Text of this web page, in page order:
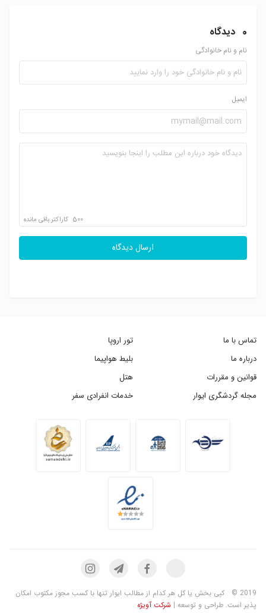
0 دیدگاه
نام و نام خانوادگی
ایمیل
500 کاراکتر باقی مانده
ارسال دیدگاه
تماس با ما
درباره ما
قوانین و مقررات
مجله گردشگری ایوار
تور اروپا
بلیط هواپیما
هتل
خدمات انفرادی سفر
2019 ©
کپی بخش یا کل هر کدام از مطالب ایوار تنها با کسب مجوز مکتوب امکان
پذیر است. طراحی و توسعه | شرکت آویژه